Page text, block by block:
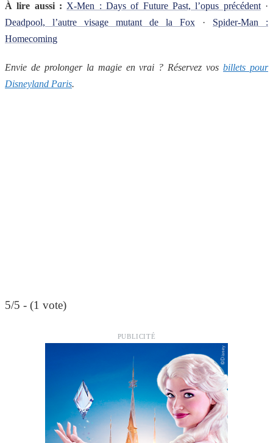
À lire aussi : X-Men : Days of Future Past, l’opus précédent·
Deadpool, l’autre visage mutant de la Fox · Spider-Man :
Homecoming
Envie de prolonger la magie en vrai ? Réservez vosbillets pour
Disneyland Paris.
5/5 - (1 vote)
PUBLICITÉ